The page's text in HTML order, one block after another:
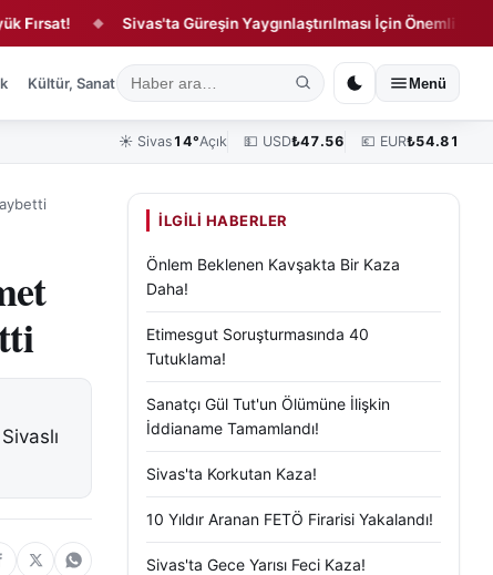
◆ Sivas'ta Güreşin Yaygınlaştırılması İçin Önemli Buluşma!
Kültür, Sanat ve Tarih Yaşam Sivas Vefat Edenler Köşe
Menü
☀️ Sivas 14°Açık 💵 USD₺47.56 💶 EUR₺54.81
İLGILI HABERLER
Önlem Beklenen Kavşakta Bir Kaza
Daha!
Etimesgut Soruşturmasında 40
Tutuklama!
Sanatçı Gül Tut'un Ölümüne İlişkin
İddianame Tamamlandı!
Sivas'ta Korkutan Kaza!
10 Yıldır Aranan FETÖ Firarisi Yakalandı!
Sivas'ta Gece Yarısı Feci Kaza!